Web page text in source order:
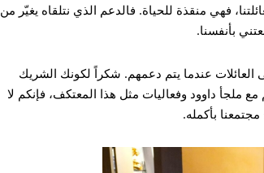
فهي منقذة للحياة. فالدعم الذي نتلقاه يغيّر من
بأنفسنا.
العائلات عندما يتم دعمهم. شكراً لكونك الشريك
ملجأ داوود وفعاليات مثل هذا المعتكف، فإنكم لا
بأكمله.